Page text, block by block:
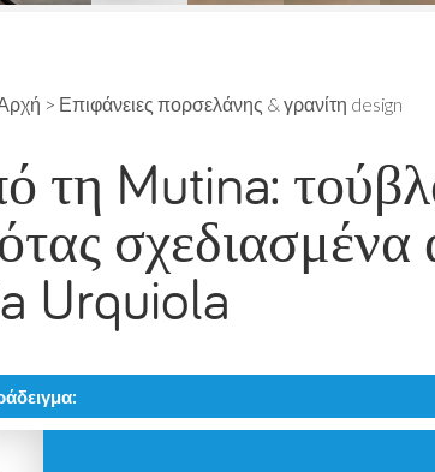
> Επιφάνειες πορσελάνης & γρανίτη design
τη Mutina:
σχεδιασμένα
Urquiola